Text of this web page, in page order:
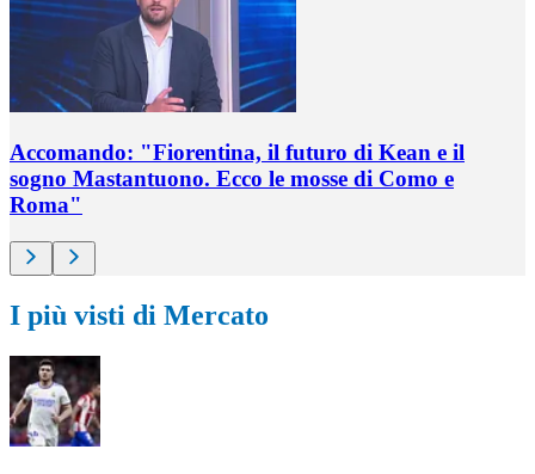
Accomando: "Fiorentina, il futuro di Kean e il
sogno Mastantuono. Ecco le mosse di Como e
Roma"
I più visti di Mercato